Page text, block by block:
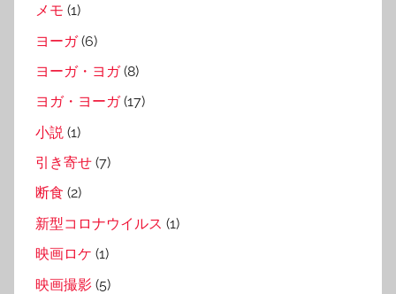
メモ (1)
ヨーガ(6)
ヨーガ・ヨガ(8)
ヨガ・ヨーガ(17)
小説 (1)
引き寄せ (7)
断食 (2)
新型コロナウイルス (1)
映画ロケ (1)
映画撮影 (5)